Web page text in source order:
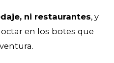
ni restaurantes, y
en los botes que